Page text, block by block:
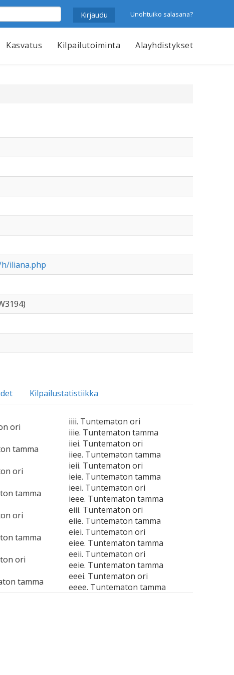
Unohtuiko salasana?
Kasvatus Kilpailutoiminta Alayhdistykset
iliana.php
Kilpailustatistiikka
ori
iiii. Tuntematon ori
iiie. Tuntematon tamma
tamma
iiei. Tuntematon ori
iiee. Tuntematon tamma
ori
ieii. Tuntematon ori
ieie. Tuntematon tamma
tamma
ieei. Tuntematon ori
ieee. Tuntematon tamma
ori
eiii. Tuntematon ori
eiie. Tuntematon tamma
tamma
eiei. Tuntematon ori
eiee. Tuntematon tamma
ori
eeii. Tuntematon ori
eeie. Tuntematon tamma
tamma
eeei. Tuntematon ori
eeee. Tuntematon tamma